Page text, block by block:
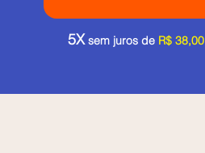
5Xsem juros de R$ 38,00